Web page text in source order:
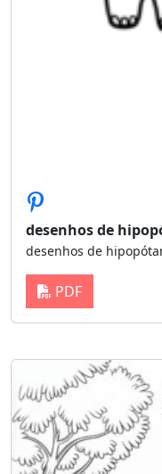
desenhos de
desenhos de
PDF